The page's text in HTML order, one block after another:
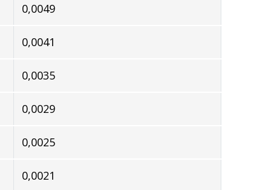
0,0049
0,0041
0,0035
0,0029
0,0025
0,0021